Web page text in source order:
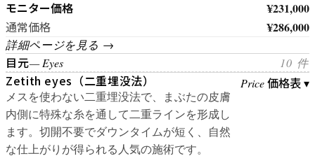
モニター価格 ¥231,000
通常価格 ¥286,000
詳細ページを見る →
目元— Eyes 10 件
Zetith eyes（二重埋没法）
メスを使わない二重埋没法で、まぶたの皮膚
内側に特殊な糸を通して二重ラインを形成し
ます。切開不要でダウンタイムが短く、自然
な仕上がりが得られる人気の施術です。
Price価格表 ▾